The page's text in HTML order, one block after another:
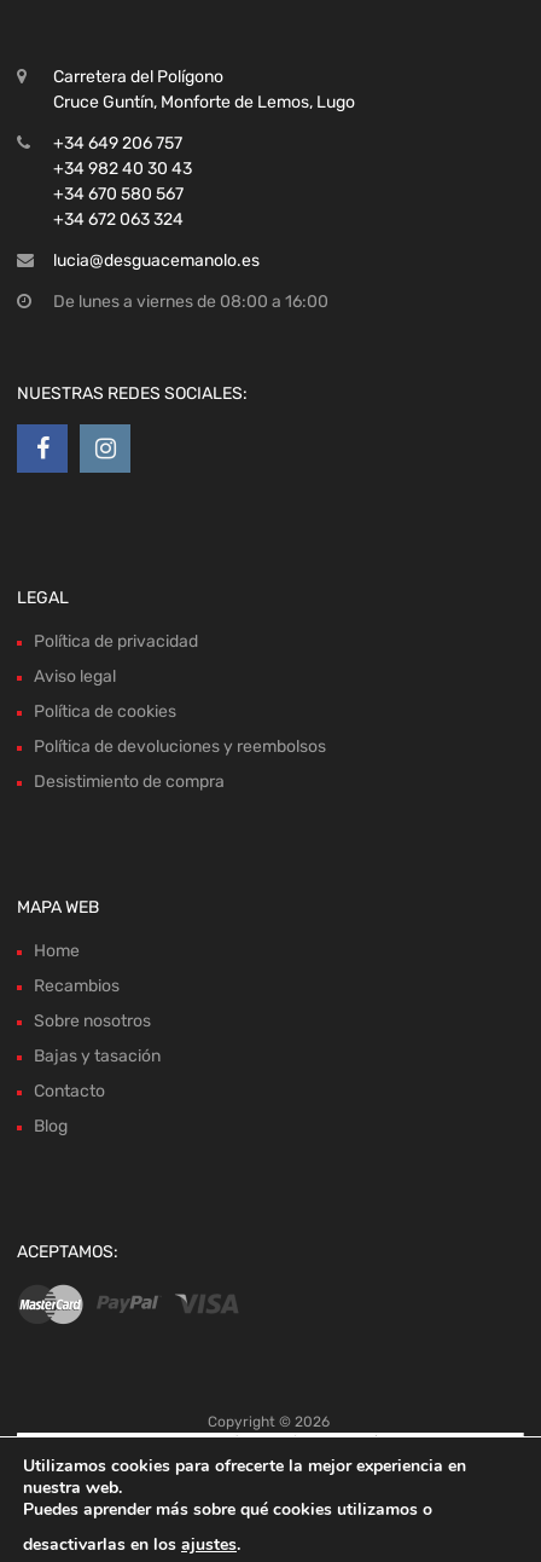
Carretera del Polígono
Cruce Guntín, Monforte de Lemos, Lugo
+34 649 206 757
+34 982 40 30 43
+34 670 580 567
+34 672 063 324
lucia@desguacemanolo.es
De lunes a viernes de 08:00 a 16:00
NUESTRAS REDES SOCIALES:
LEGAL
Política de privacidad
Aviso legal
Política de cookies
Política de devoluciones y reembolsos
Desistimiento de compra
MAPA WEB
Home
Recambios
Sobre nosotros
Bajas y tasación
Contacto
Blog
ACEPTAMOS:
Copyright © 2026
Utilizamos cookies para ofrecerte la mejor experiencia en
nuestra web.
Puedes aprender más sobre qué cookies utilizamos o
desactivarlas en los ajustes.